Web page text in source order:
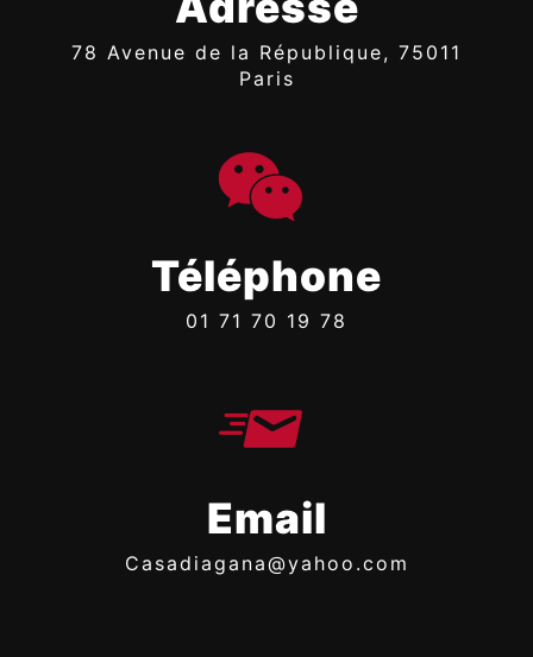
78 Avenue de la République, 75011
Paris
Téléphone
01 71 70 19 78
Email
casadiagana@yahoo.com